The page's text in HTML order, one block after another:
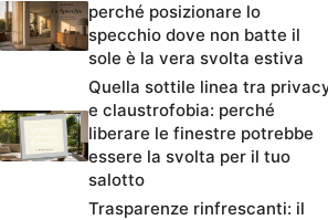
perché posizionare lo
specchio dove non batte il
sole è la vera svolta estiva
Quella sottile linea tra
e claustrofobia: perché
liberare le finestre potrebbe
essere la svolta per il tuo
salotto
Trasparenze rinfrescanti: il